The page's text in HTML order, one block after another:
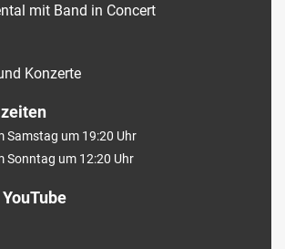
mit Band in Concert
Konzerte
Samstag um 19:20 Uhr
Sonntag um 12:20 Uhr